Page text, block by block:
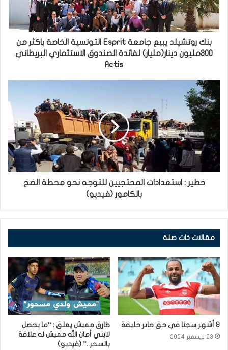
بنك روتشيلد يبيع جامعة Esprit التونسية الخاصة باكثر من
300مليون دينار(مليار) لفائدة الصندوق الاستثماري البريطاني
Actis
خطير : استعدادات المحتجيين للتوجه نحو محطة الضخ
بالكامور (فيديو)
مقالات ذات صلة
8 أشهر سجنا في حق صابر خليفة
23 ديسمبر 2024
طارق مميش يعلق : “ما يحصل
لابني أمان الله مميش له علاقة
بالسحر..” (فيديو)